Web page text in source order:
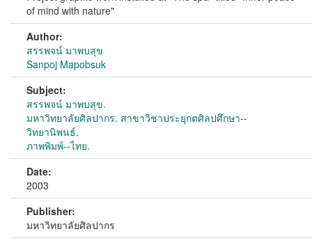
of mind with nature"
Author:
สรรพจน์ มาพบสุข
Sanpoj Mapobsuk
Subject:
สรรพจน์ มาพบสุข.
มหาวิทยาลัยศิลปากร. สาขาวิชาประยุกตศิลปศึกษา--
วิทยานิพนธ์.
ภาพพิมพ์--ไทย.
Date:
2003
Publisher:
มหาวิทยาลัยศิลปากร